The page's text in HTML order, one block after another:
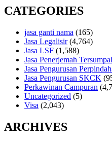
CATEGORIES
jasa ganti nama (165)
Jasa Legalisir(4,764)
Jasa LSF (1,588)
Jasa Penerjemah
Jasa Pengurusan
Jasa Pengurusan SKCK
Perkawinan Campuran
Uncategorized (5)
Visa (2,043)
ARCHIVES